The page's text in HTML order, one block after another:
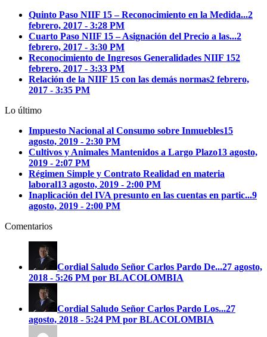
Quinto Paso NIIF 15 – Reconocimiento en la Medida...2
febrero, 2017 - 3:28 PM
Cuarto Paso NIIF 15 – Asignación del Precio a las...2
febrero, 2017 - 3:30 PM
Reconocimiento de Ingresos Generalidades NIIF 152
febrero, 2017 - 3:33 PM
Relación de la NIIF 15 con las demás normas2 febrero,
2017 - 3:35 PM
Lo último
Impuesto Nacional al Consumo sobre Inmuebles15
agosto, 2019 - 2:30 PM
Cultivos y Animales Mantenidos a Largo Plazo13 agosto,
2019 - 2:07 PM
Régimen Simple y Contrato Realidad en materia
laboral13 agosto, 2019 - 2:00 PM
Inaplicación del IVA presunto en las cuentas en partic...9
agosto, 2019 - 2:00 PM
Comentarios
Cordial Saludo Señor Carlos Pardo De...27 agosto,
2018 - 5:26 PM por BLACOLOMBIA
Cordial Saludo Señor Carlos Pardo Los...27
agosto, 2018 - 5:24 PM por BLACOLOMBIA